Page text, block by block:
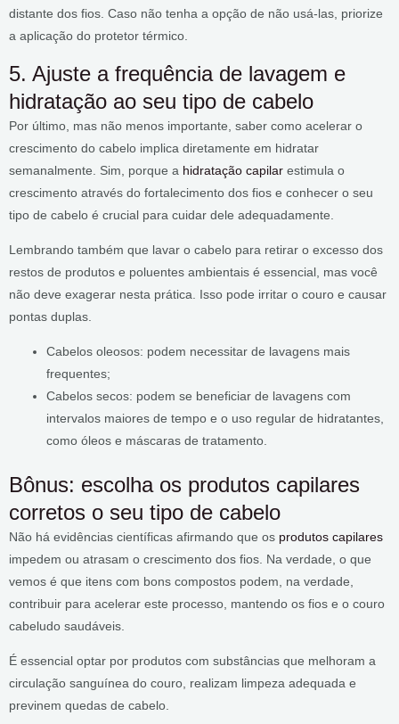
distante dos fios. Caso não tenha a opção de não usá-las, priorize
a aplicação do protetor térmico.
5. Ajuste a frequência de lavagem e
hidratação ao seu tipo de cabelo
Por último, mas não menos importante, saber como acelerar o
crescimento do cabelo implica diretamente em hidratar
semanalmente. Sim, porque a hidratação capilar estimula o
crescimento através do fortalecimento dos fios e conhecer o seu
tipo de cabelo é crucial para cuidar dele adequadamente.
Lembrando também que lavar o cabelo para retirar o excesso dos
restos de produtos e poluentes ambientais é essencial, mas você
não deve exagerar nesta prática. Isso pode irritar o couro e causar
pontas duplas.
Cabelos oleosos: podem necessitar de lavagens mais
frequentes;
Cabelos secos: podem se beneficiar de lavagens com
intervalos maiores de tempo e o uso regular de hidratantes,
como óleos e máscaras de tratamento.
Bônus: escolha os produtos capilares
corretos o seu tipo de cabelo
Não há evidências científicas afirmando que os produtos capilares
impedem ou atrasam o crescimento dos fios. Na verdade, o que
vemos é que itens com bons compostos podem, na verdade,
contribuir para acelerar este processo, mantendo os fios e o couro
cabeludo saudáveis.
É essencial optar por produtos com substâncias que melhoram a
circulação sanguínea do couro, realizam limpeza adequada e
previnem quedas de cabelo.